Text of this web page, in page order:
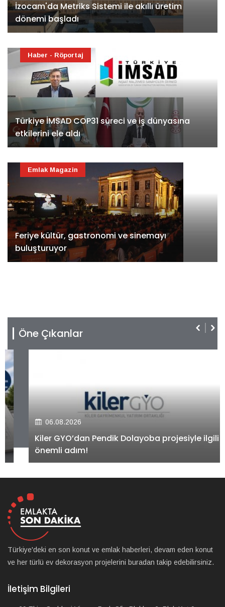
İzocam'da Metriks Sistemi ile akıllı üretim
dönemi başladı
Türkiye İMSAD COP31 süreci ve iş dünyasına
etkilerini ele aldı
Haber - Röportaj
Feriye kültür, gastronomi ve sinemayı
buluşturuyor
Emlak Magazin
Öne Çıkanlar
06.08.2026
Kiler GYO’dan Pendik Dolayoba projesiyle ilgili
önemli adım!
Türkiye'deki en son konut ve emlak haberleri, devam eden konut
ve her türlü ev dekorasyon projelerini buradan takip edebilirsiniz.
İletişim Bilgileri